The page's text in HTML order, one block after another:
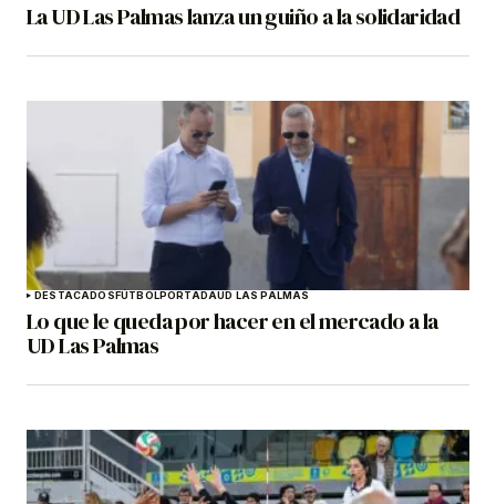
La UD Las Palmas lanza un guiño a la solidaridad
DESTACADOSFÚTBOLPORTADAUD LAS PALMAS
Lo que le queda por hacer en el mercado a la
UD Las Palmas